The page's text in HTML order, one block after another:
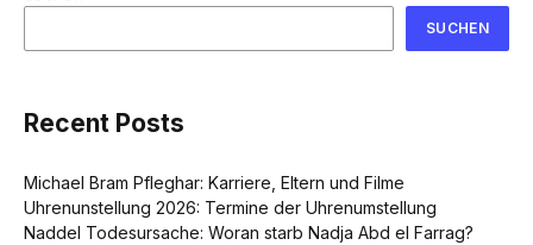
SUCHEN
Recent Posts
Michael Bram Pfleghar: Karriere, Eltern und Filme
Uhrenunstellung 2026: Termine der Uhrenumstellung
Naddel Todesursache: Woran starb Nadja Abd el Farrag?